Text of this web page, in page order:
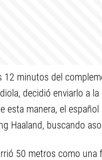
12 minutos del
decidió enviarlo a
esta manera, el
Haaland, buscando
50 metros como una